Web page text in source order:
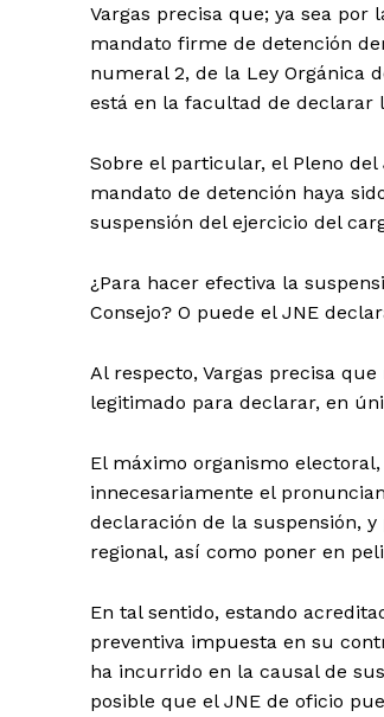
Vargas precisa que; ya sea
mandato firme de detención
numeral 2, de la Ley Orgánica
está en la facultad de declarar
Sobre el particular, el Pleno
mandato de detención haya
suspensión del ejercicio del
¿Para hacer efectiva la
Consejo? O puede el JNE
Al respecto, Vargas precisa
legitimado para declarar, en
El máximo organismo
innecesariamente el
declaración de la suspensión,
regional, así como poner en
En tal sentido, estando
preventiva impuesta en su
ha incurrido en la causal de
posible que el JNE de oficio